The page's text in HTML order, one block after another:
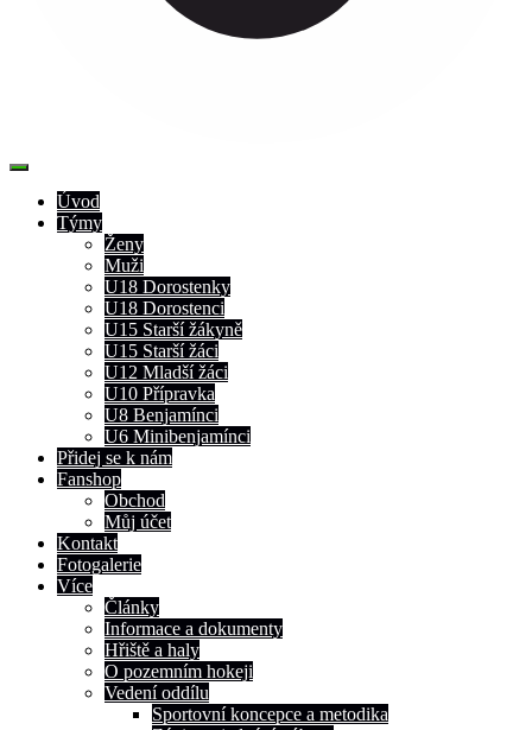
Úvod
Týmy
Ženy
Muži
U18 Dorostenky
U18 Dorostenci
U15 Starší žákyně
U15 Starší žáci
U12 Mladší žáci
U10 Přípravka
U8 Benjamínci
U6 Minibenjamínci
Přidej se k nám
Fanshop
Obchod
Můj účet
Kontakt
Fotogalerie
Více
Články
Informace a dokumenty
Hřiště a haly
O pozemním hokeji
Vedení oddílu
Sportovní koncepce a metodika